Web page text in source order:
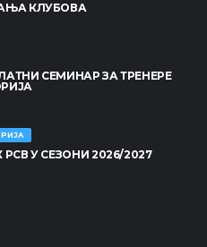
КЛУБОВА
СЕМИНАР ЗА ТРЕНЕРЕ
У СЕЗОНИ 2026/2027